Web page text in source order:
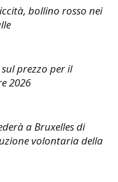
bollino rosso nei
sul prezzo per il
2026
a Bruxelles di
volontaria della